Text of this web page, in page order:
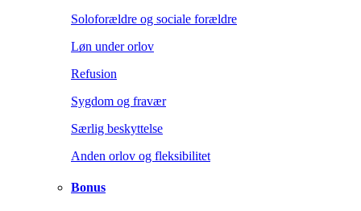
Soloforældre og sociale forældre
Løn under orlov
Refusion
Sygdom og fravær
Særlig beskyttelse
Anden orlov og fleksibilitet
Bonus